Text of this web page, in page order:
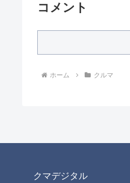
コメント
ホーム クルマ
クマデジタル